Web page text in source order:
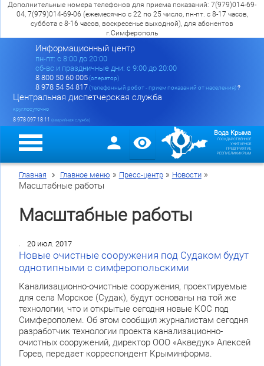
Дополнительные номера телефонов для приема показаний: 7(979)014-69-
04, 7(979)014-69-06 (ежемесячно с 22 по 25 число, пн-пт. с 8-17 часов,
суббота с 8-16 часов, воскресенье выходной), для абонентов
г.Симферополь
Информационный центр
пн-пт: c 8:00 до 20:00
сб-вс и праздничные дни: с 9:00 до 20:00
8 800 50 60 005(оператор)
8 978 54 54 817(телефонный робот - прием показаний от населения)?
Центральная диспетчерская служба
круглосуточно
8 978 097 18 11 (аварийная служба)
Вода Крыма
ГОСУДАРСТВЕННОЕ
УНИТАРНОЕ
ПРЕДПРИЯТИЕ
РЕСПУБЛИКИ КРЫМ
Главная Главное меню » Пресс-центр» Новости»
Масштабные работы
Масштабные работы
20 июл. 2017
Новые очистные сооружения под Судаком будут
однотипными с симферопольскими
Канализационно-очистные сооружения, проектируемые
для села Морское (Судак), будут основаны на той же
технологии, что и открытые сегодня новые КОС под
Симферополем. Об этом сообщил журналистам сегодня
разработчик технологии проекта канализационно-
очистных сооружений, директор ООО «Акведук» Алексей
Горев, передает корреспондент Крыминформа.